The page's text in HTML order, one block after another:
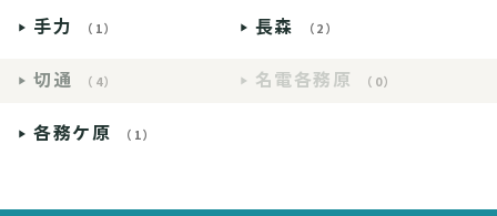
手力 （1） 長森 （2）
切通 （4） 名電各務原 （0）
各務ケ原 （1）